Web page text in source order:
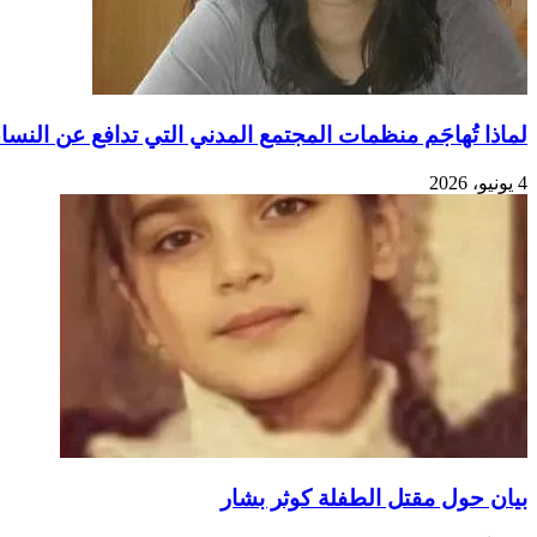
شجار
مع
زوجها.
لماذا تُهاجَم منظمات المجتمع المدني التي تدافع عن
4 يونيو، 2026
بيان حول مقتل الطفلة كوثر بشار